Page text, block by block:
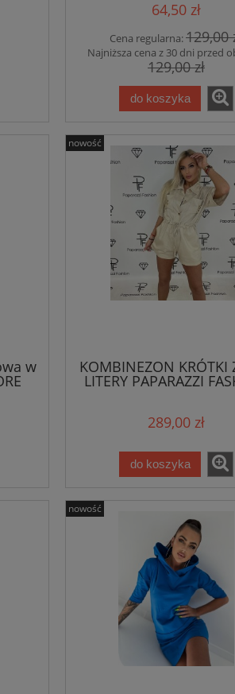
-
Kurtka VESTE III mozaika –
beżowa
231,20 zł
Cena regularna:289,00 zł
64,50 zł
Cena regularna:129,00
Najniższa cena z 30 dni przed
129,00 zł
do koszyka
w KOMBINEZON KRÓTKI
LITERY PAPARAZZI
289,00 zł
do koszyka
nowość
nowość